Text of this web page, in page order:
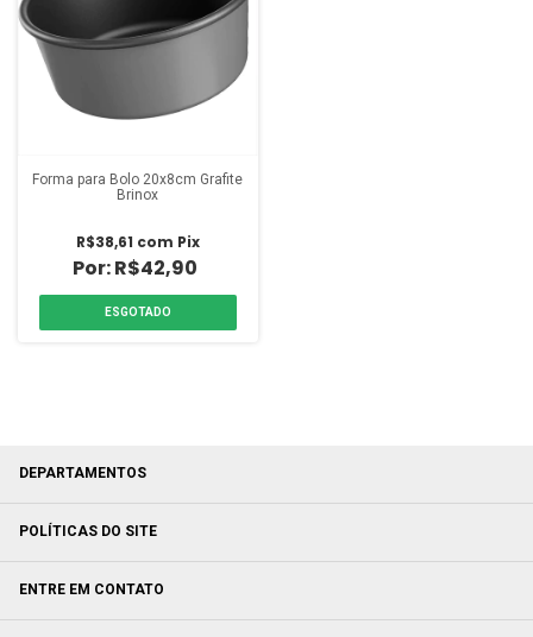
Forma para Bolo 20x8cm Grafite
Brinox
R$42,90
R$38,61 com Pix
ESGOTADO
DEPARTAMENTOS
POLÍTICAS DO SITE
ENTRE EM CONTATO